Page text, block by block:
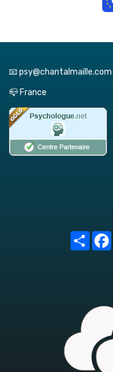
📧 psy@chantalmaille.com
📪 France
Share